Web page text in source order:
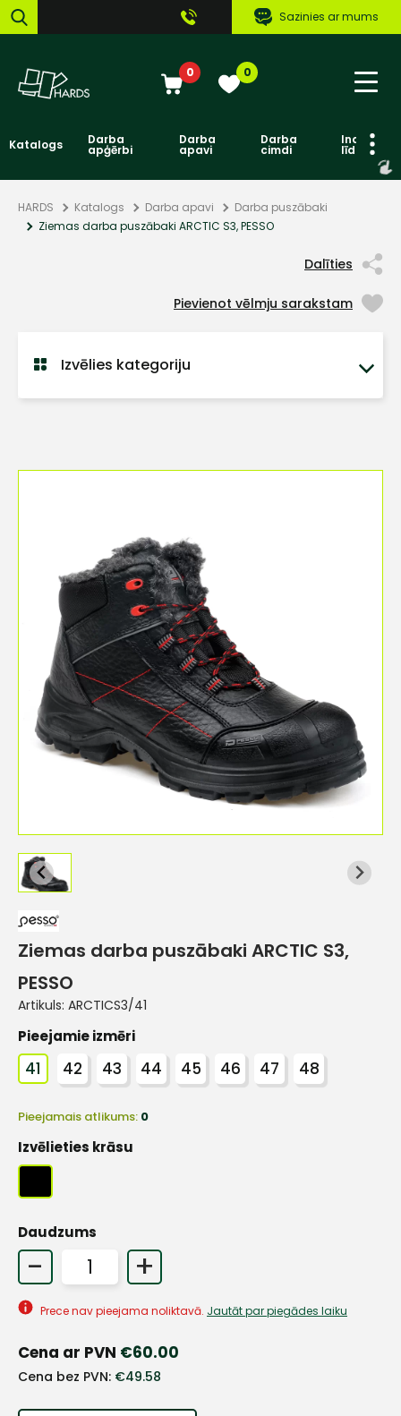
Sazinies ar mums
0 0
Katalogs Darba
apģērbi
Darba
apavi
Darba
cimdi līdzekļi
HARDS Katalogs Darba apavi
Darba puszābaki
Ziemas darba puszābaki ARCTIC S3, PESSO
Dalīties
Pievienot vēlmju sarakstam
Izvēlies kategoriju
Ziemas darba puszābaki ARCTIC S3,
PESSO
Artikuls: ARCTICS3/41
Pieejamie izmēri
41 42 43 44 45 46 47 48
Pieejamais atlikums: 0
Izvēlieties krāsu
Daudzums
- +
Prece nav pieejama noliktavā. Jautāt par piegādes laiku
Cena ar PVN €60.00
Cena bez PVN: €49.58